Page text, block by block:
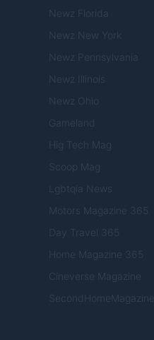
Newz Florida
Newz New York
Newz Pennsylvania
Newz Illinois
Newz Ohio
Gameland
Hig Tech Mag
Scoop Mag
Lgbtqia News
Motors Magazine 365
Day Travel 365
Home Magazine 365
Cineverse Magazine
SecondHomeMagazine